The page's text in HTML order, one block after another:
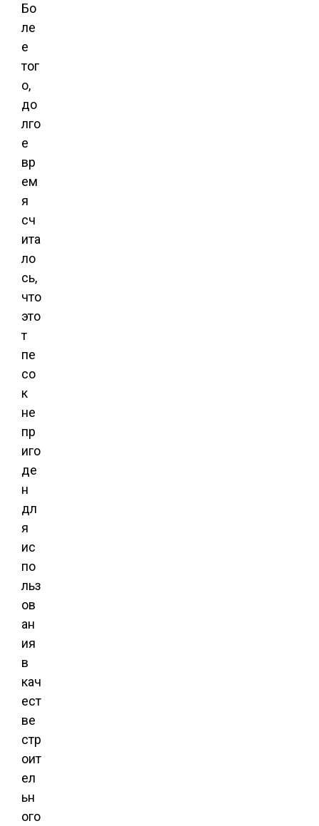
Бо
ле
е
тог
о,
до
лго
е
вр
ем
я
сч
ита
ло
сь,
что
это
т
пе
со
к
не
пр
иго
де
н
дл
я
ис
по
льз
ов
ан
ия
в
кач
ест
ве
стр
оит
ел
ьн
ого